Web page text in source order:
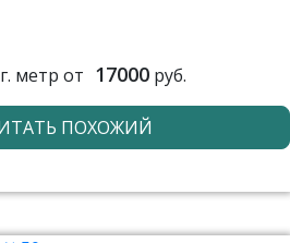
метр от 17000руб.
ПОХОЖИЙ